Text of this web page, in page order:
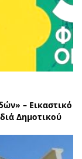
– Εικαστικό
Δημοτικού